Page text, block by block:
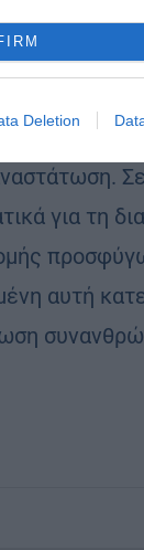
Deletion
των
ιστορικό
για τη
αυτή